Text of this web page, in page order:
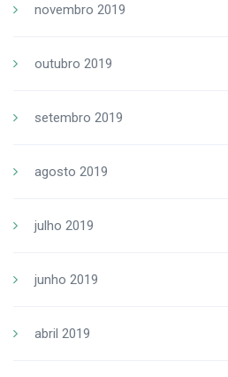
novembro 2019
outubro 2019
setembro 2019
agosto 2019
julho 2019
junho 2019
abril 2019